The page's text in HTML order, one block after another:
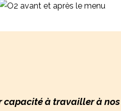
à travailler à